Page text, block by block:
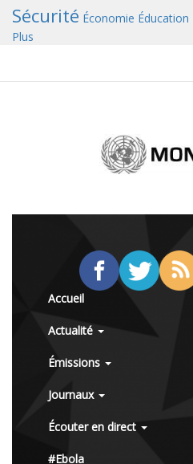
Sécurité Économie Éducation
Plus
Accueil
Actualité
Émissions
Journaux
Écouter en direct
#Ebola